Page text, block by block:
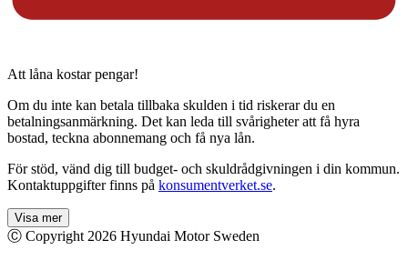
Att låna kostar pengar!
Om du inte kan betala tillbaka skulden i tid riskerar du en
betalningsanmärkning. Det kan leda till svårigheter att få hyra
bostad, teckna abonnemang och få nya lån.
För stöd, vänd dig till budget- och skuldrådgivningen i din kommun.
Kontaktuppgifter finns på konsumentverket.se.
Visa mer
Ⓒ Copyright 2026 Hyundai Motor Sweden